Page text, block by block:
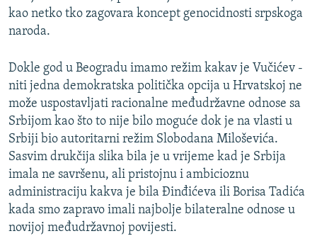
kao netko tko zagovara koncept genocidnosti srpskoga
naroda.
Dokle god u Beogradu imamo režim kakav je Vučićev -
niti jedna demokratska politička opcija u Hrvatskoj ne
može uspostavljati racionalne međudržavne odnose sa
Srbijom kao što to nije bilo moguće dok je na vlasti u
Srbiji bio autoritarni režim Slobodana Miloševića.
Sasvim drukčija slika bila je u vrijeme kad je Srbija
imala ne savršenu, ali pristojnu i ambicioznu
administraciju kakva je bila Đinđićeva ili Borisa Tadića
kada smo zapravo imali najbolje bilateralne odnose u
novijoj međudržavnoj povijesti.